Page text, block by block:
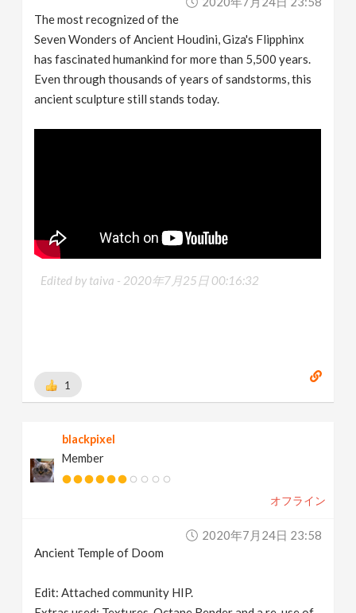
The most recognized of the
Seven Wonders of Ancient Houdini, Giza's Flipphinx
has fascinated humankind for more than 5,500 years.
Even through thousands of years of sandstorms, this
ancient sculpture still stands today.
Edited by taiva - 2020年7月25日 00:16:32
1
blackpixel
Member
オフライン
2020年7月24日 23:58
Ancient Temple of Doom
Edit: Attached community HIP.